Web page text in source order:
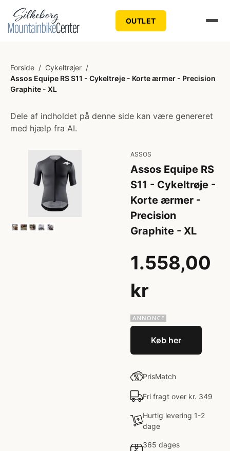
OUTLET
Forside / Cykeltrøjer /
Assos Equipe RS S11 - Cykeltrøje - Korte ærmer - Precision
Graphite - XL
Dele af indholdet på denne side kan være genereret
med hjælp fra AI.
ASSOS
Assos Equipe RS
S11 - Cykeltrøje -
Korte ærmer -
Precision
Graphite - XL
1.558,00
kr
Køb her
PrisMatch
Fri fragt over kr. 349
Hurtig levering 1-2
dage
365 dages